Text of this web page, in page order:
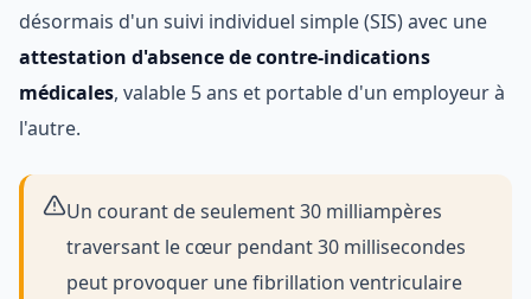
désormais d'un suivi individuel simple (SIS) avec une
attestation d'absence de contre-indications
médicales, valable 5 ans et portable d'un employeur à
l'autre.
Un courant de seulement 30 milliampères
traversant le cœur pendant 30 millisecondes
peut provoquer une fibrillation ventriculaire